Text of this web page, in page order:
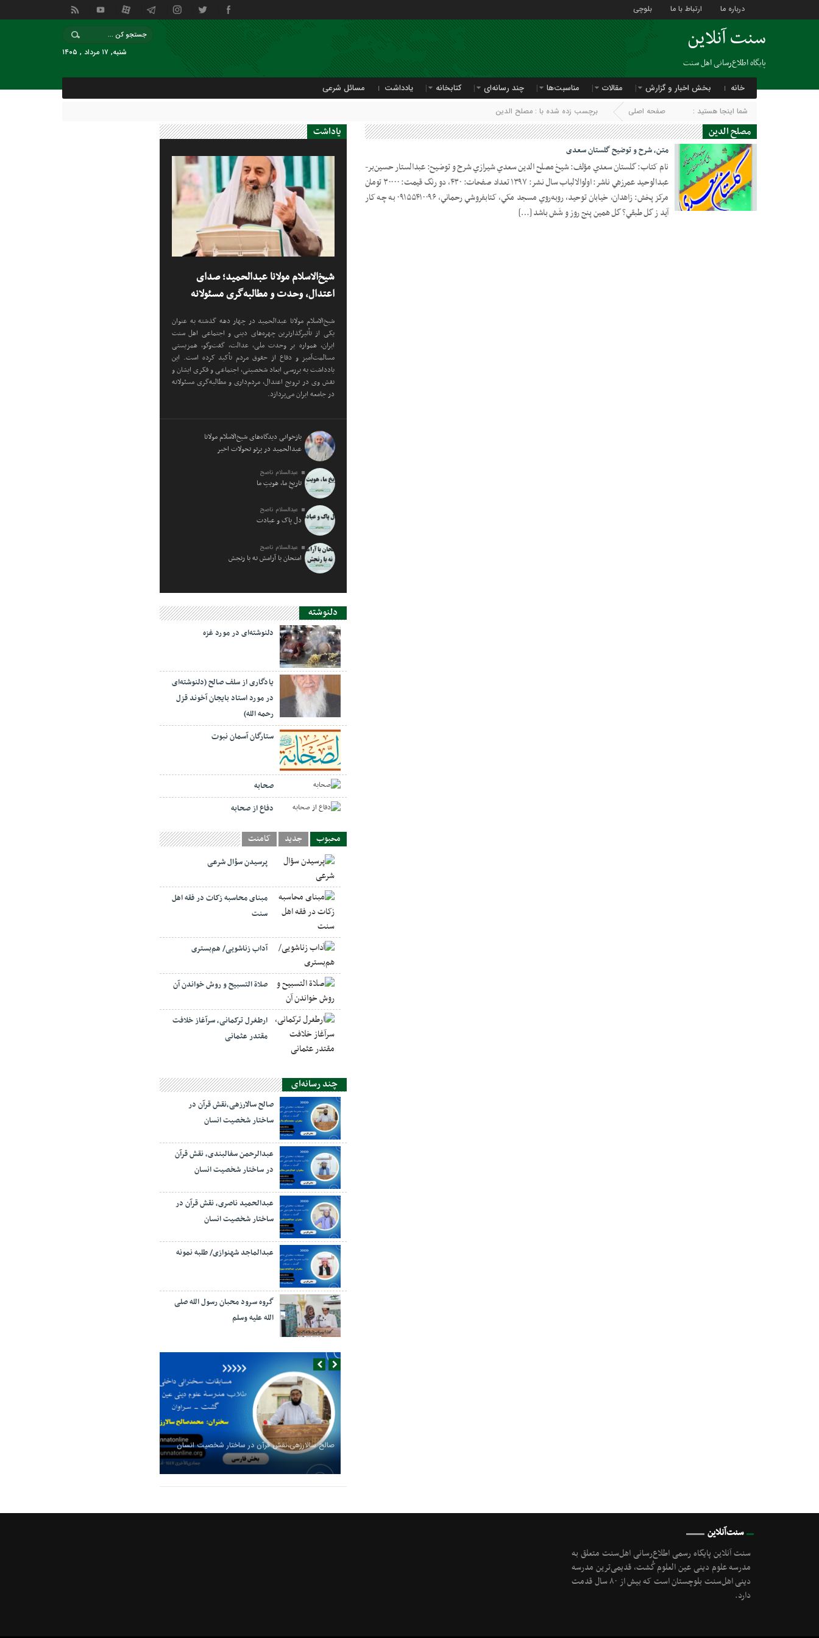
درباره ما ارتباط با ما بلوچی
سنت آنلاین
پایگاه اطلاع‌رسانی اهل سنت
شنبه, ۱۷ مرداد , ۱۴۰۵
خانه بخش اخبار و گزارش مقالات مناسبت‌ها چند رسانه‌ای کتابخانه یادداشت مسائل شرعی
شما اینجا هستید : صفحه اصلی برچسب زده شده با : مصلح الدین
مصلح الدین
متن، شرح و توضیح گلستان سعدی
نام کتاب: گلستان سعدي مؤلف: شيخ مصلح الدين سعدي شيرازي شرح و توضيح: عبدالستار حسين‌بر-
عبدالوحيد عمرزهي ناشر: اولوالالباب سال نشر: ۱۳۹۷ تعداد صفحات: ۴۳۰، دو رنگ قيمت: ۳۰۰۰۰ تومان
مرکز پخش: زاهدان، خيابان توحيد، روبه‌روي مسجد مکي، کتابفروشي رحماني، ۰۹۱۵۵۴۱۰۰۹۶ به چه کار
آيد ز گل طبقي؟ گل همين پنج روز و شَش باشد […]
یاداشت
شیخ‌الاسلام مولانا عبدالحمید؛ صدای
اعتدال، وحدت و مطالبه‌گری مسئولانه
شیخ‌الاسلام مولانا عبدالحمید در چهار دهه گذشته به عنوان
یکی از تأثیرگذارترین چهره‌های دینی و اجتماعی اهل سنت
ایران، همواره بر وحدت ملی، عدالت، گفت‌وگو، همزیستی
مسالمت‌آمیز و دفاع از حقوق مردم تأکید کرده است. این
یادداشت به بررسی ابعاد شخصیتی، اجتماعی و فکری ایشان و
نقش وی در ترویج اعتدال، مردم‌داری و مطالبه‌گری مسئولانه
در جامعه ایران می‌پردازد.
بازخوانی دیدگاه‌های شیخ‌الاسلام مولانا
عبدالحمید در پرتو تحولات اخیر
عبدالسلام ناصح
تاریخِ ما، هویتِ ما
عبدالسلام ناصح
دل پاک و عبادت
عبدالسلام ناصح
امتحان با آرامش نه با رنجش
دلنوشته
دلنوشته‌ای در مورد غزه
یادگاری از سلف صالح (دلنوشته‌ای
در مورد استاد بایجان آخوند قزل
رحمه الله)
ستارگان آسمان نبوت
صحابه
دفاع از صحابه
محبوب جدید کامنت
پرسیدن سؤال شرعی
مبنای محاسبه زکات در فقه اهل
سنت
آداب زناشویی/ هم‌بستری
صلاة التسبيح و روش خواندن آن
ارطغرل ترکمانی، سرآغاز خلافت
مقتدر عثمانی
چند رسانه‌ای
صالح سالارزهی،‌نقش قرآن در
ساختار شخصیت انسان
عبدالرحمن سفالبندی، نقش قرآن
در ساختار شخصیت انسان
عبدالحمید ناصری، نقش قرآن در
ساختار شخصیت انسان
عبدالماجد شهنوازی/ طلبه نمونه
گروه سرود محبان رسول الله صلی
الله علیه وسلم
صالح سالارزهی،‌نقش قرآن در ساختار شخصیت انسان
سنت‌آنلاین
سنت آنلاین پایگاه رسمی اطلاع‌رسانی اهل‌سنت متعلق به
مدرسه علوم دینی عین العلوم گُشت, قدیمی‌ترین مدرسه
دینی اهل‌سنت بلوچستان است که بیش از ۸۰ سال قدمت
دارد.